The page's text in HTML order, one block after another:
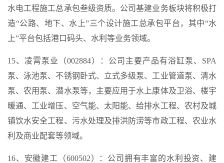
水电工程施工总承包叁级资质。公司基建业务板块将积极打
造“公路、地下、水上”三个设计施工总承包平台，其中“水
上”平台包括港口码头、水利等业务领域。
15、凌霄泵业（002884）：公司主要产品有浴缸泵、SPA
泵、泳池泵、不锈钢卧式、立式多级泵、工业管道泵、清水
泵、农用泵、潜水泵等，主要应用于水上康体及卫浴、楼宇
暖通、工业增压、空气能、太阳能、给排水工程、农村及城
镇饮水安全工程、污水处理及排洪防涝等市政工程、农业水
利及商业配套等领域。
16、安徽建工（600502）：公司拥有丰富的水利投资、建